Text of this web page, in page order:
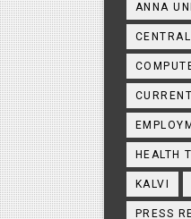
ANNA
CURRENT
HEALTH
KALVI
PRESS